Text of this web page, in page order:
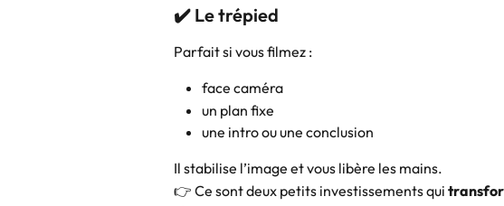
✔️ Le trépied
Parfait si vous filmez :
face caméra
un plan fixe
une intro ou une conclusion
Il stabilise l’image et vous libère les mains.
👉 Ce sont deux petits investissements qui